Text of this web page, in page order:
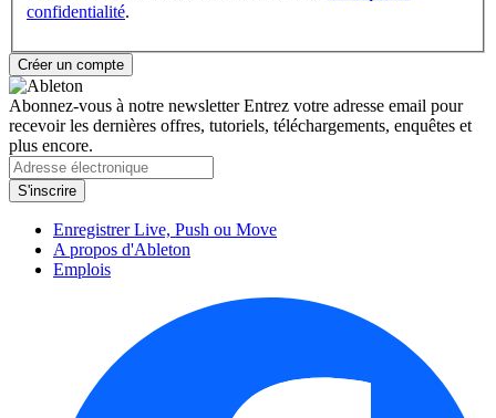
confidentialité.
Abonnez-vous à notre newsletterEntrez votre adresse email pour
recevoir les dernières offres, tutoriels, téléchargements, enquêtes et
plus encore.
Enregistrer Live, Push ou Move
A propos d'Ableton
Emplois